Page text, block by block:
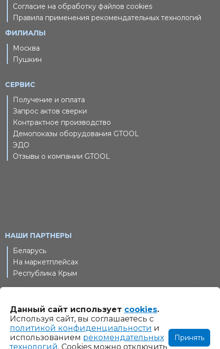
Согласие на обработку файлов cookies
Правила применения рекомендательных технологий
ФИЛИАЛЫ
Москва
Пушкин
СЕРВИС
Получение и оплата
Запрос актов сверки
Контрактное производство
Демопоказы оборудования GTOOL
ЭДО
Отзывы о компании GTOOL
НАШИ ПАРТНЕРЫ
Беларусь
На маркетплейсах
Республика Крым
© 2011-2026 Шлифовальные технологии, ООО. Все права
защищены
Информация на сайте www.gtool.ru не является
Данный сайт использует cookies.
Используя сайт, вы соглашаетесь с
политикой конфиденциальности и
использованием рекомендательных
технологий. Cookies можно отключить
Принять